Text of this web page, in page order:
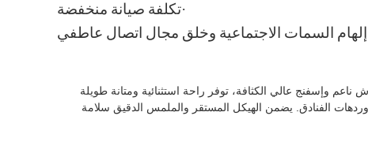
·تكلفة صيانة منخفضة
إلهام السمات الاجتماعية وخلق مجال اتصال عاطفي
وإسفنج عالي الكثافة، توفر راحة استثنائية ومتانة طويلة
الفنادق. يضمن الهيكل المستقر والملمس الدقيق سلامة